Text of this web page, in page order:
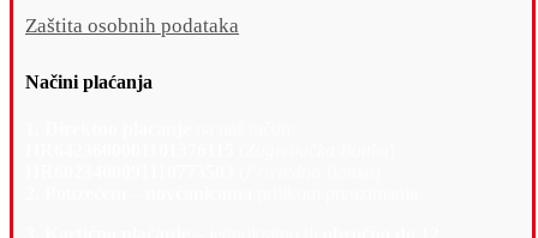
Zaštita osobnih podataka
Načini plaćanja